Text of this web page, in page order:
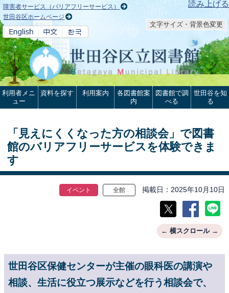
本文へ 読み上げる
障害者サービス（バリアフリーサービス）
世田谷区ホームページ
文字サイズ・背景色変更
利用者メニ
ュー
資料を探す 利用案内
各図書館案
内
図書館で調
べる
世田谷を知
る
「見えにくくなった方の相談会」で図書
館のバリアフリーサービスを体験できま
す
イベント 全館 掲載日 2025年10月10日
世田谷区保健センターが主催の眼科医の講演や
相談、生活に役立つ展示などを行う相談会で、